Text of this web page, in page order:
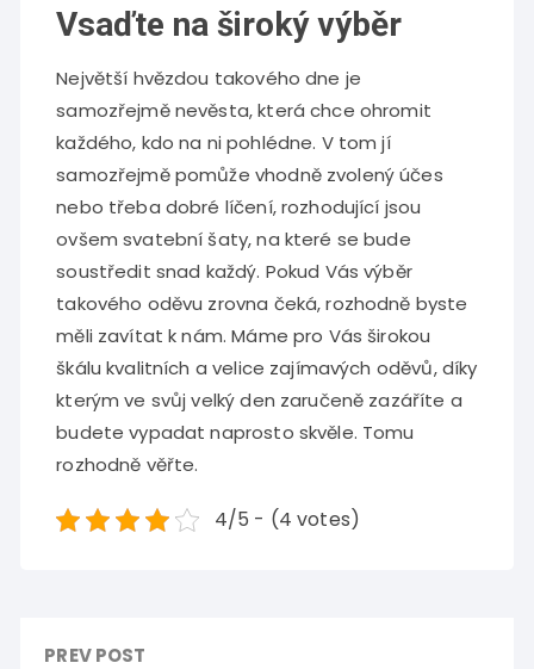
Vsaďte na široký výběr
Největší hvězdou takového dne je
samozřejmě nevěsta, která chce ohromit
každého, kdo na ni pohlédne. V tom jí
samozřejmě pomůže vhodně zvolený účes
nebo třeba dobré líčení, rozhodující jsou
ovšemsvatební šaty, na které se bude
soustředit snad každý. Pokud Vás výběr
takového oděvu zrovna čeká, rozhodně byste
měli zavítat k nám. Máme pro Vás širokou
škálu kvalitních a velice zajímavých oděvů, díky
kterým ve svůj velký den zaručeně zazáříte a
budete vypadat naprosto skvěle. Tomu
rozhodně věřte.
4/5 - (4 votes)
PREV POST